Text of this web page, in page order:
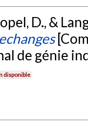
D., &
de génie
disponible